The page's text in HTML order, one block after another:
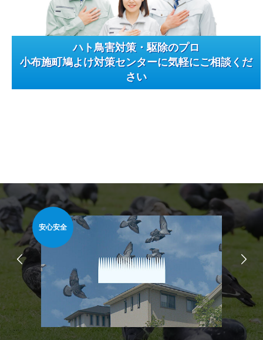
ハト鳥害対策・駆除のプロ
小布施町鳩よけ対策センターに気軽にご相談くだ
さい
安心安全